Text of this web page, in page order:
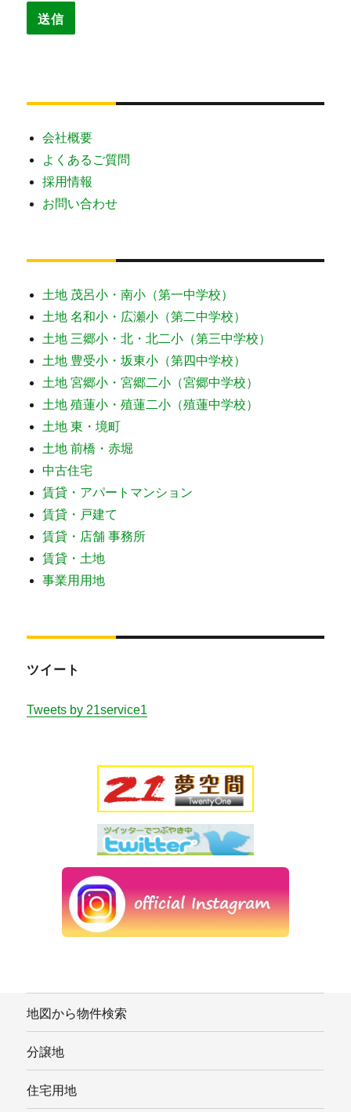
会社概要
よくあるご質問
採用情報
お問い合わせ
土地 茂呂小・南小（第一中学校）
土地 名和小・広瀬小（第二中学校）
土地 三郷小・北・北二小（第三中学校）
土地 豊受小・坂東小（第四中学校）
土地 宮郷小・宮郷二小（宮郷中学校）
土地 殖蓮小・殖蓮二小（殖蓮中学校）
土地 東・境町
土地 前橋・赤堀
中古住宅
賃貸・アパートマンション
賃貸・戸建て
賃貸・店舗 事務所
賃貸・土地
事業用用地
ツイート
Tweets by 21service1
地図から物件検索
分譲地
住宅用地